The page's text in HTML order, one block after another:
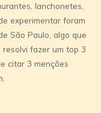
lanchonetes,
experimentar foram
São Paulo, algo que
resolvi fazer um top 3
citar 3 menções